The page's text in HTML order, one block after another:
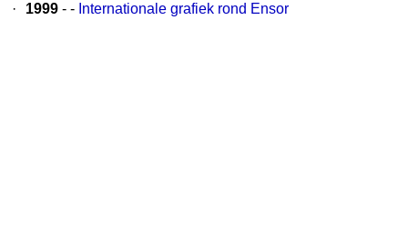
·
1999 - - Internationale grafiek rond Ensor